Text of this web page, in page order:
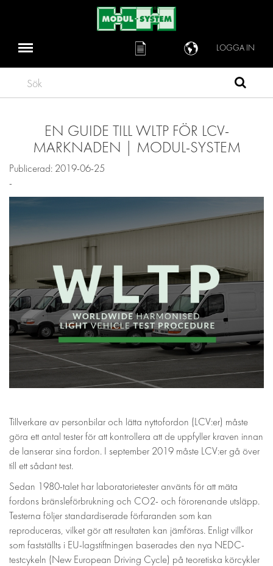
LOGGA IN
Sök
EN GUIDE TILL WLTP FÖR LCV-
MARKNADEN | MODUL-SYSTEM
Publicerad: 2019-06-25
-
Tillverkare av personbilar och lätta nyttofordon (LCV:er) måste
göra ett antal tester för att kontrollera att de uppfyller kraven innan
de lanserar sina fordon. I september 2019 måste LCV:er gå över
till ett sådant test.
Sedan 1980-talet har laboratorietester använts för att mäta
fordons bränsleförbrukning och CO2- och förorenande utsläpp.
Testerna följer standardiserade förfaranden som kan
reproduceras, vilket gör att resultaten kan jämföras. Enligt villkor
som fastställts i EU-lagstiftningen baserades den nya NEDC-
testcykeln (New European Driving Cycle) på teoretiska körcykler